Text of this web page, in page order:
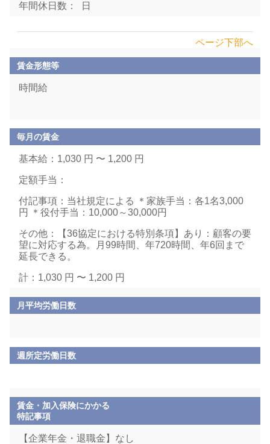
年間休日数： 日
ページ下部へ
賃金形態等
時間給
毎月の賃金
基本給：1,030 円 〜 1,200 円
定額手当：
付記事項：当社規定による ＊家族手当：各1名3,000
円 ＊役付手当：10,000～30,000円
その他：【36協定における特別条項】あり：顧客の要
望に対応する為。月99時間、年720時間、年6回まで
延長できる。
計：1,030 円 〜 1,200 円
月平均労働日数
週所定労働日数
賃金・加入保険にかかる
特記事項
【企業年金・退職金】なし